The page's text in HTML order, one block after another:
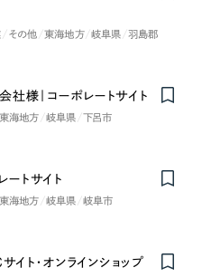
その他 東海地方 岐阜県 羽島郡
様｜コーポレートサイト
東海地方 岐阜県 下呂市
トサイト
東海地方 岐阜県 岐阜市
ト・オンラインショップ